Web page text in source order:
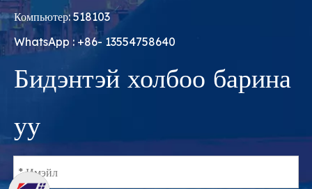
Компьютер: 518103
WhatsApp : +86- 13554758640
Бидэнтэй холбоо барина
уу